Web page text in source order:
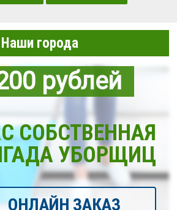
Наши города
рублей
СОБСТВЕННАЯ
УБОРЩИЦ
ОНЛАЙН ЗАКАЗ